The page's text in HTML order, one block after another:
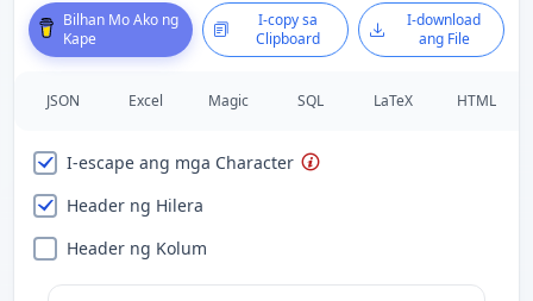
Bilhan Mo Ako ng
Kape
I-copy sa
Clipboard
I-download
ang File
JSON Excel Magic SQL LaTeX HTML
I-escape ang mga Character
Header ng Hilera
Header ng Kolum